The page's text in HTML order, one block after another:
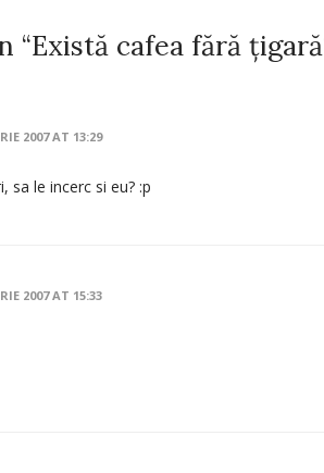
“Există cafea fără
2007 AT 13:29
sa le incerc si eu? :p
2007 AT 15:33